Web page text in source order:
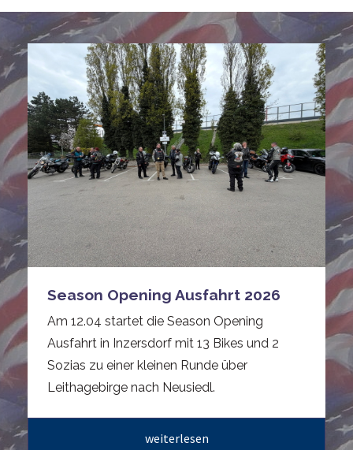
Season Opening Ausfahrt 2026
Am 12.04 startet die Season Opening
Ausfahrt in Inzersdorf mit 13 Bikes und 2
Sozias zu einer kleinen Runde über
Leithagebirge nach Neusiedl.
weiterlesen